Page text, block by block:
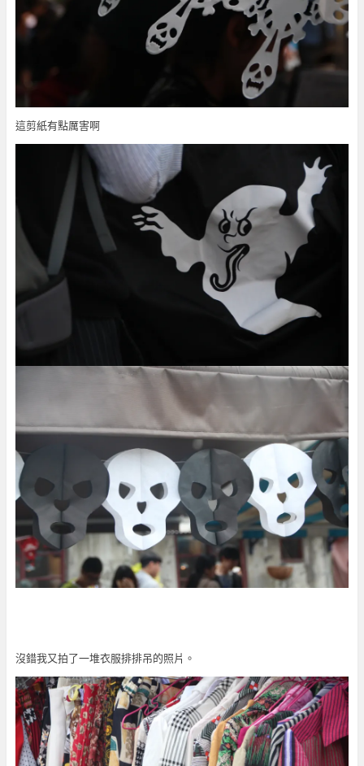
這剪紙有點厲害啊
沒錯我又拍了一堆衣服排排吊的照片。